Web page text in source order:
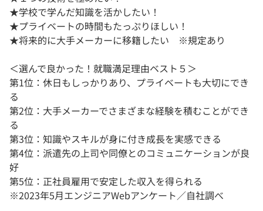
★学校で学んだ知識を活かしたい！
★プライベートの時間もたっぷりほしい！
★将来的に大手メーカーに移籍したい ※規定あり
＜選んで良かった！就職満足理由ベスト５＞
第1位：休日もしっかりあり、プライベートも大切にでき
る
第2位：大手メーカーでさまざまな経験を積むことができ
る
第3位：知識やスキルが身に付き成長を実感できる
第4位：派遣先の上司や同僚とのコミュニケーションが良
好
第5位：正社員雇用で安定した収入を得られる
※2023年5月エンジニアWebアンケート／自社調べ